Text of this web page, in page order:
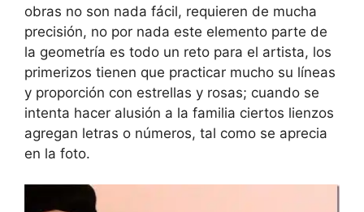
obras no son nada fácil, requieren de mucha
precisión, no por nada este elemento parte de
la geometría es todo un reto para el artista, los
primerizos tienen que practicar mucho su líneas
y proporción con estrellas y rosas; cuando se
intenta hacer alusión a la familia ciertos lienzos
agregan letras o números, tal como se aprecia
en la foto.